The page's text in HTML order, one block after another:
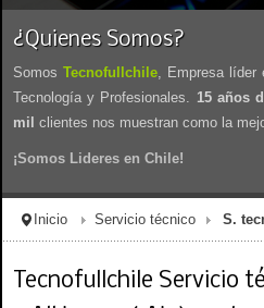
¿Quienes Somos?
SomosTecnofullchile , Empresa
Tecnología y Profesionales. 15 años
mil clientes nos muestran como la
¡Somos Lideres en Chile!
Inicio Servicio técnico S.
Tecnofullchile Servicio